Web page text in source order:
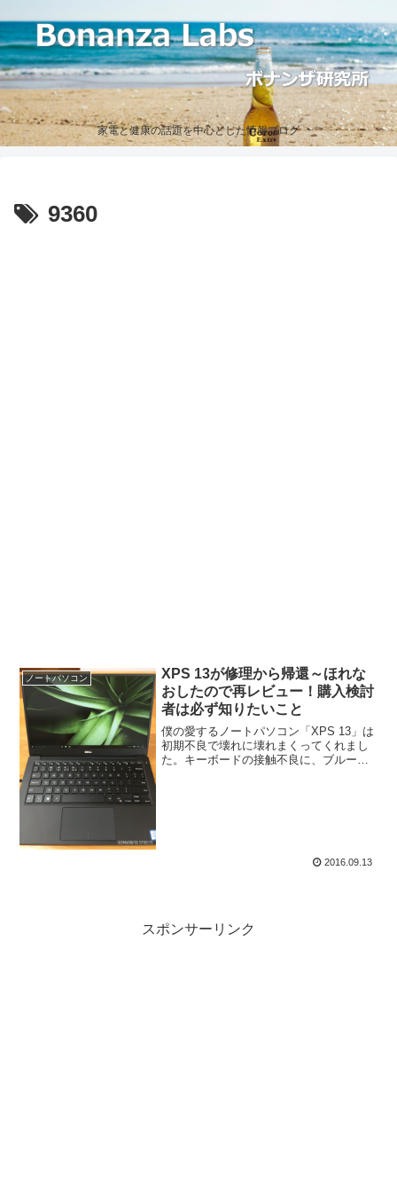
家電と健康の話題を中心とした情報ブログ
9360
ノートパソコン
XPS 13が修理から帰還～ほれな
おしたので再レビュー！購入検討
者は必ず知りたいこと
僕の愛するノートパソコン「XPS 13」は
初期不良で壊れに壊れまくってくれまし
た。キーボードの接触不良に、ブルート
2016.09.13
スポンサーリンク